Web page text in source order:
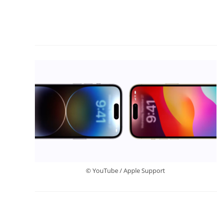
© YouTube / Apple Support